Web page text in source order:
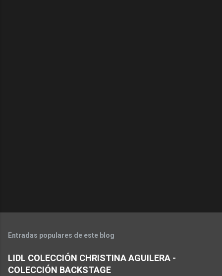
Entradas populares de este blog
LIDL COLECCIÓN CHRISTINA AGUILERA -
COLECCIÓN BACKSTAGE